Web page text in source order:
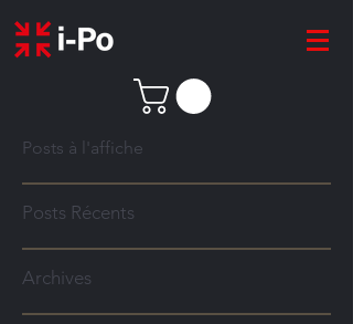
Posts à l'affiche
Posts Récents
Archives